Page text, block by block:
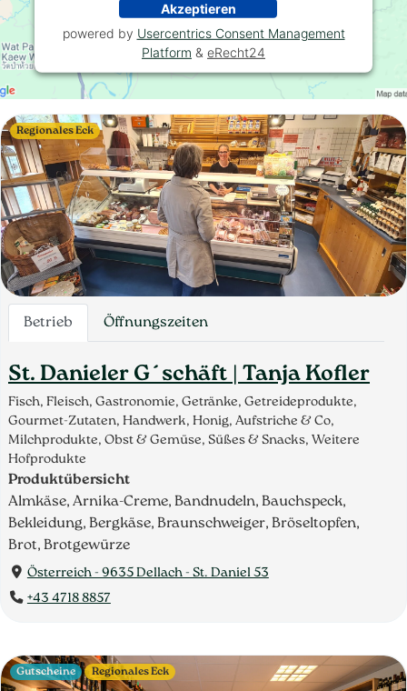
Betrieb Öffnungszeiten
St. Danieler G´schäft | Tanja Kofler
Fisch, Fleisch, Gastronomie, Getränke, Getreideprodukte,
Gourmet-Zutaten, Handwerk, Honig, Aufstriche & Co,
Milchprodukte, Obst & Gemüse, Süßes & Snacks, Weitere
Hofprodukte
Produktübersicht
Almkäse, Arnika-Creme, Bandnudeln, Bauchspeck,
Bekleidung, Bergkäse, Braunschweiger, Bröseltopfen,
Brot, Brotgewürze
Österreich - 9635 Dellach - St. Daniel 53
+43 4718 8857
Regionales Eck
Gutscheine Regionales Eck
Akzeptieren
powered by Usercentrics Consent Management
Platform & eRecht24